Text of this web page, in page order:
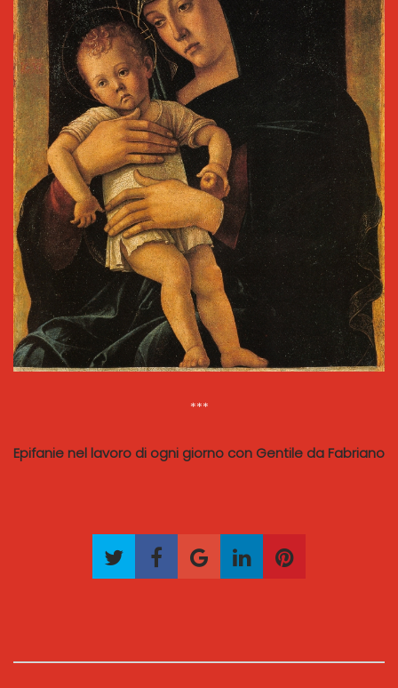
***
Epifanie nel lavoro di ogni giorno con Gentile da Fabriano